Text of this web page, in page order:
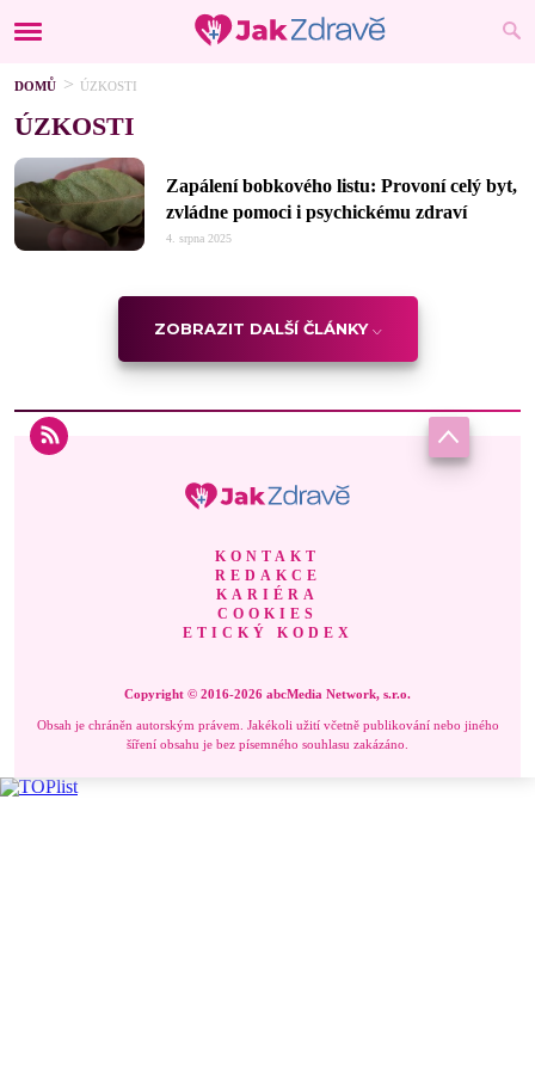
DOMŮ ÚZKOSTI
ÚZKOSTI
Zapálení bobkového listu: Provoní celý byt,
zvládne pomoci i psychickému zdraví
4. srpna 2025
ZOBRAZIT DALŠÍ ČLÁNKY
KONTAKT
REDAKCE
KARIÉRA
COOKIES
ETICKÝ KODEX
Copyright © 2016-2026 abcMedia Network, s.r.o.
Obsah je chráněn autorským právem. Jakékoli užití včetně publikování nebo jiného
šíření obsahu je bez písemného souhlasu zakázáno.